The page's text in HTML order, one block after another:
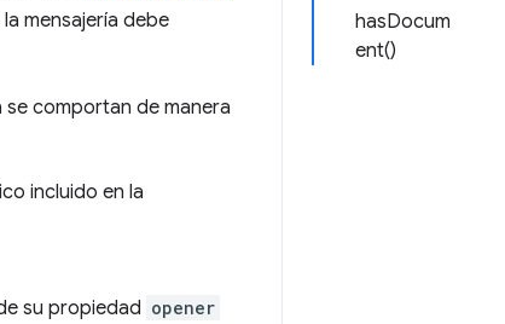
hasDocum
ent()
mensajería debe
comportan de manera
incluido en la
su propiedad opener